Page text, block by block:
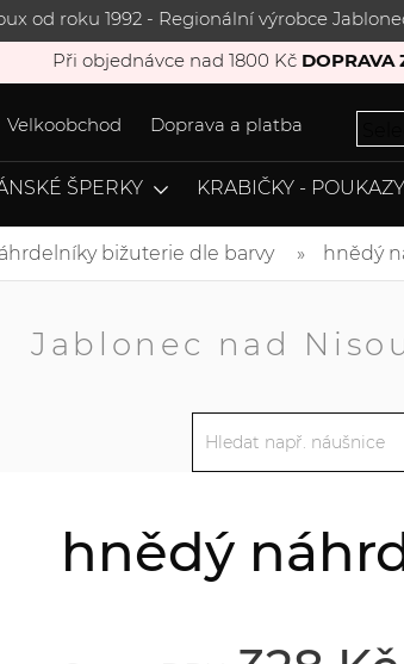
od roku 1992 - Regionální výrobce
Při objednávce nad 1800 Kč DOPRAVA
Velkoobchod Doprava a platba
ŠPERKY KRABIČKY - POUKAZY
bižuterie dle barvy hnědý
Jablonec nad
hnědý